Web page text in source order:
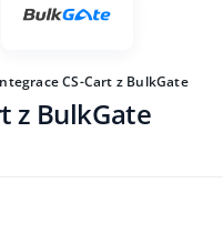
CS-Cart z BulkGate
z BulkGate